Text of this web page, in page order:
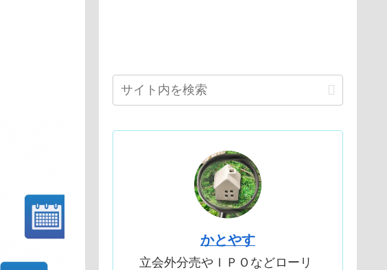
かとやす
立会外分売やＩＰＯなどローリ